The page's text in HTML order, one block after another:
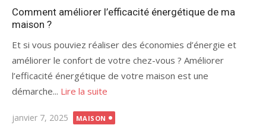
le
Comment améliorer l’efficacité énergétique de ma
maison ?
Et si vous pouviez réaliser des économies d’énergie et
améliorer le confort de votre chez-vous ? Améliorer
l’efficacité énergétique de votre maison est une
démarche... Lire la suite
Publié
janvier 7, 2025 MAISON